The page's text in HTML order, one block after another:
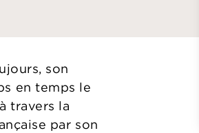
son
en temps le
travers la
par son